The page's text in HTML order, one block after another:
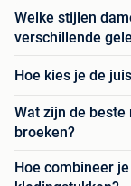
Welke stijlen
verschillende
Hoe kies je de
Wat zijn de
broeken?
Hoe combineer